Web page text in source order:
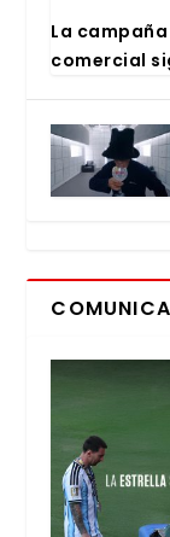
La
comer­cial